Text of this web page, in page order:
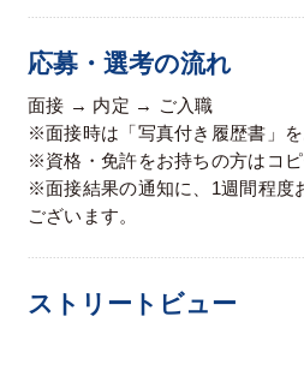
応募・選考の流れ
面接 → 内定 → ご入職
※面接時は「写真付き履歴書」を
※資格・免許をお持ちの方はコピ
※面接結果の通知に、1週間程度
ございます。
ストリートビュー